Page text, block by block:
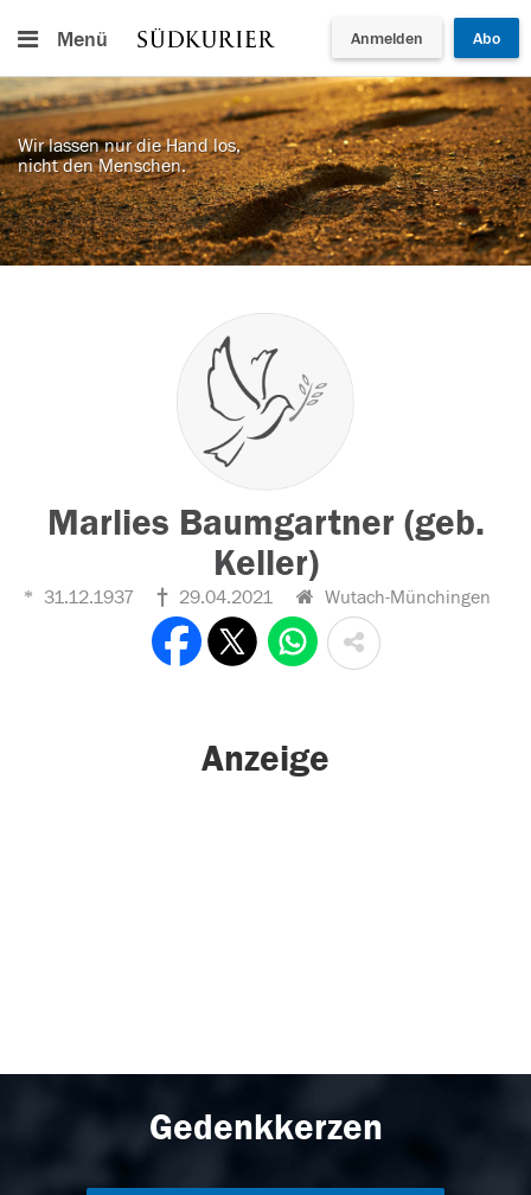
Menü Anmelden Abo
Wir lassen nur die Hand los,
nicht den Menschen.
Marlies Baumgartner (geb.
Keller)
31.12.1937 29.04.2021 Wutach-Münchingen
Anzeige
Gedenkkerzen